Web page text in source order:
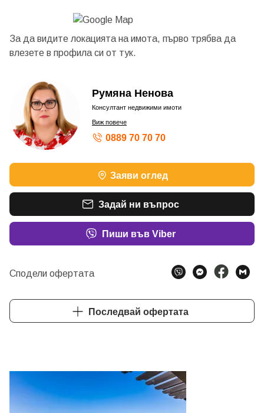
За да видите локацията на имота, първо трябва да
влезете в профила си от тук.
Румяна Ненова
Консултант недвижими имоти
Виж повече
0889 70 70 70
Заяви оглед
Задай ни въпрос
Пиши във Viber
Сподели офертата
Последвай офертата